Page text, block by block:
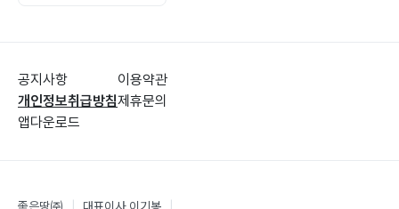
공지사항
개인정보취급방침
앱다운로드
이용약관
제휴문의